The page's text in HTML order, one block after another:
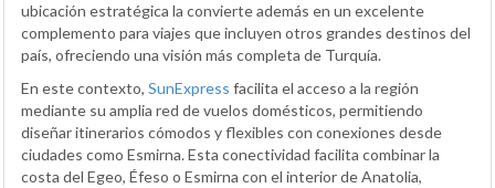
ubicación estratégica la convierte además en un excelente
complemento para viajes que incluyen otros grandes destinos del
país, ofreciendo una visión más completa de Turquía.
En este contexto, SunExpress facilita el acceso a la región
mediante su amplia red de vuelos domésticos, permitiendo
diseñar itinerarios cómodos y flexibles con conexiones desde
ciudades como Esmirna. Esta conectividad facilita combinar la
costa del Egeo, Éfeso o Esmirna con el interior de Anatolia,